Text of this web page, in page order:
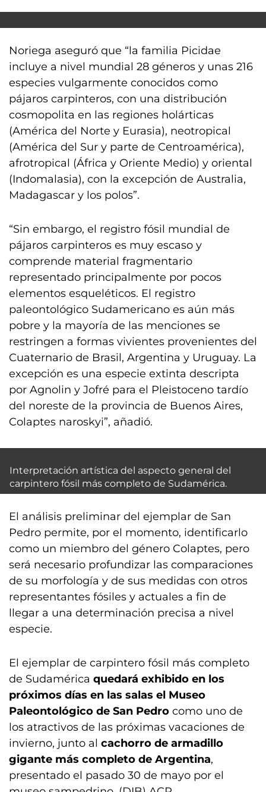
Noriega aseguró que “la familia Picidae
incluye a nivel mundial 28 géneros y unas 216
especies vulgarmente conocidos como
pájaros carpinteros, con una distribución
cosmopolita en las regiones holárticas
(América del Norte y Eurasia), neotropical
(América del Sur y parte de Centroamérica),
afrotropical (África y Oriente Medio) y oriental
(Indomalasia), con la excepción de Australia,
Madagascar y los polos”.
“Sin embargo, el registro fósil mundial de
pájaros carpinteros es muy escaso y
comprende material fragmentario
representado principalmente por pocos
elementos esqueléticos. El registro
paleontológico Sudamericano es aún más
pobre y la mayoría de las menciones se
restringen a formas vivientes provenientes del
Cuaternario de Brasil, Argentina y Uruguay. La
excepción es una especie extinta descripta
por Agnolin y Jofré para el Pleistoceno tardío
del noreste de la provincia de Buenos Aires,
Colaptes naroskyi”, añadió.
Interpretación artística del aspecto general del
carpintero fósil más completo de Sudamérica.
El análisis preliminar del ejemplar de San
Pedro permite, por el momento, identificarlo
como un miembro del género Colaptes, pero
será necesario profundizar las comparaciones
de su morfología y de sus medidas con otros
representantes fósiles y actuales a fin de
llegar a una determinación precisa a nivel
especie.
El ejemplar de carpintero fósil más completo
de Sudamérica quedará exhibido en los
próximos días en las salas el Museo
Paleontológico de San Pedro como uno de
los atractivos de las próximas vacaciones de
invierno, junto al cachorro de armadillo
gigante más completo de Argentina,
presentado el pasado 30 de mayo por el